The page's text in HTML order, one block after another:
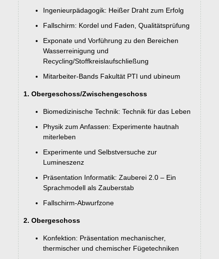
Ingenieurpädagogik: Heißer Draht zum Erfolg
Fallschirm: Kordel und Faden, Qualitätsprüfung
Exponate und Vorführung zu den Bereichen
Wasserreinigung und
Recycling/Stoffkreislaufschließung
Mitarbeiter-Bands Fakultät PTI und ubineum
1. Obergeschoss/Zwischengeschoss
Biomedizinische Technik: Technik für das Leben
Physik zum Anfassen: Experimente hautnah
miterleben
Experimente und Selbstversuche zur
Lumineszenz
Präsentation Informatik: Zauberei 2.0 – Ein
Sprachmodell als Zauberstab
Fallschirm-Abwurfzone
2. Obergeschoss
Konfektion: Präsentation mechanischer,
thermischer und chemischer Fügetechniken